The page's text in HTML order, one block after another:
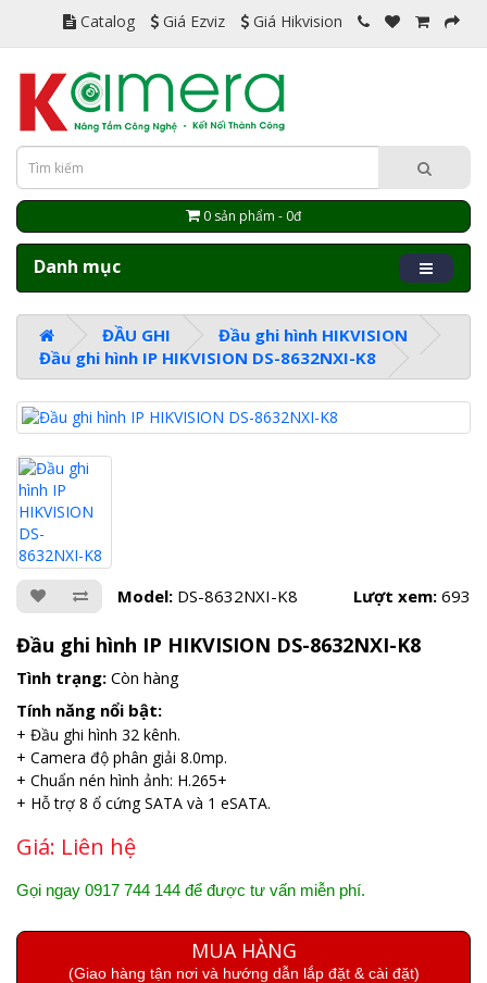
Catalog Giá Ezviz Giá Hikvision
0 sản phẩm - 0đ
Danh mục
ĐẦU GHI
Đầu ghi hình HIKVISION
Đầu ghi hình IP HIKVISION DS-8632NXI-K8
Model: DS-8632NXI-K8 Lượt xem: 693
Đầu ghi hình IP HIKVISION DS-8632NXI-K8
Tình trạng: Còn hàng
Tính năng nổi bật:
+ Đầu ghi hình 32 kênh.
+ Camera độ phân giải 8.0mp.
+ Chuẩn nén hình ảnh: H.265+
+ Hỗ trợ 8 ổ cứng SATA và 1 eSATA.
Giá: Liên hệ
Gọi ngay 0917 744 144 để được tư vấn miễn phí.
MUA HÀNG
(Giao hàng tận nơi và hướng dẫn lắp đặt & cài đặt)